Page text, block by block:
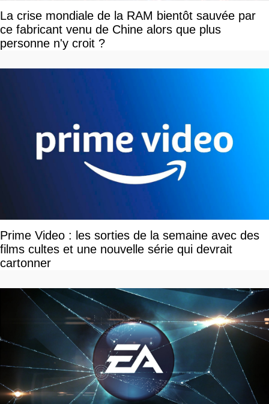
La crise mondiale de la RAM bientôt sauvée par
ce fabricant venu de Chine alors que plus
personne n'y croit ?
Prime Video : les sorties de la semaine avec des
films cultes et une nouvelle série qui devrait
cartonner